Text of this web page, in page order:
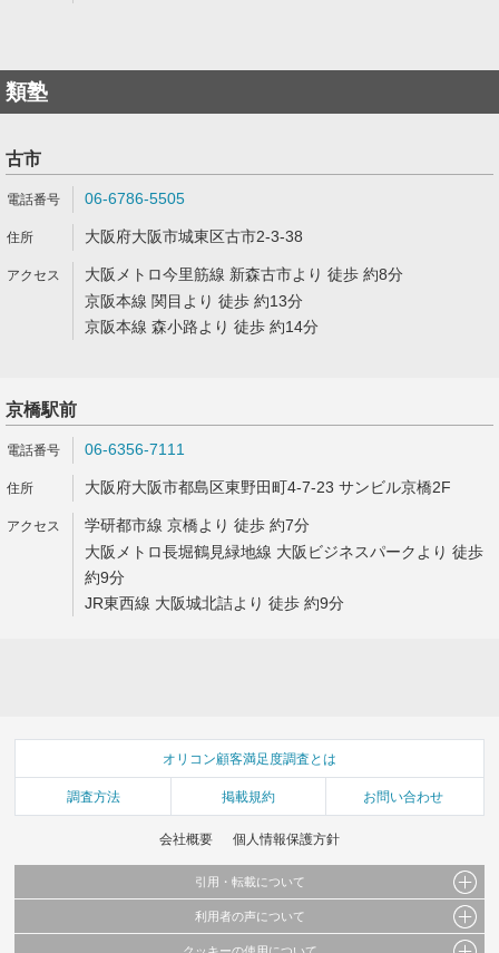
類塾
古市
06-6786-5505
大阪府大阪市城東区古市2-3-38
大阪メトロ今里筋線 新森古市より 徒歩 約8分
京阪本線 関目より 徒歩 約13分
京阪本線 森小路より 徒歩 約14分
京橋駅前
06-6356-7111
大阪府大阪市都島区東野田町4-7-23 サンビル京橋2F
学研都市線 京橋より 徒歩 約7分
大阪メトロ長堀鶴見緑地線 大阪ビジネスパークより 徒歩
約9分
JR東西線 大阪城北詰より 徒歩 約9分
オリコン顧客満足度調査とは
調査方法 掲載規約 お問い合わせ
会社概要 個人情報保護方針
引用・転載について
当サイトで公開されている情報（文字、写真、イラスト、画像データ等）及びこれらの配
利用者の声について
クッキーの使用について